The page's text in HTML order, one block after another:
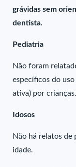
grávidas sem
dentista.
Pediatria
Não foram
específicos do
ativa) por crianças.
Idosos
Não há relatos de
idade.